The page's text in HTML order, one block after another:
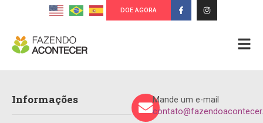
DOE AGORA
Informações
Mande um e-mail